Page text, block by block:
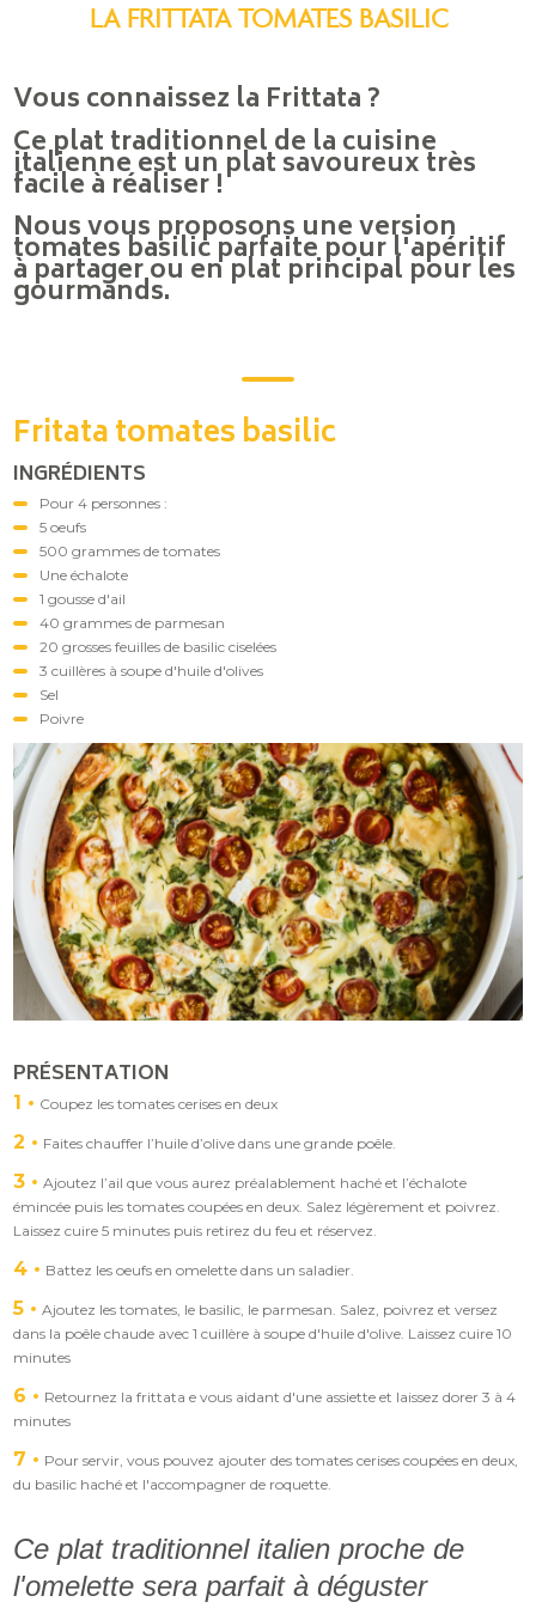
LA FRITTATA TOMATES BASILIC
Vous connaissez la Frittata ?
Ce plat traditionnel de la cuisine
italienne est un plat savoureux très
facile à réaliser !
Nous vous proposons une version
tomates basilic parfaite pour l'apéritif
à partager ou en plat principal pour les
gourmands.
Fritata tomates basilic
INGRÉDIENTS
Pour 4 personnes :
5 oeufs
500 grammes de tomates
Une échalote
1 gousse d'ail
40 grammes de parmesan
20 grosses feuilles de basilic ciselées
3 cuillères à soupe d'huile d'olives
Sel
Poivre
PRÉSENTATION
1 Coupez les tomates cerises en deux
2 Faites chauffer l’huile d’olive dans une grande poêle.
3
Ajoutez l’ail que vous aurez préalablement haché et l’échalote
émincée puis les tomates coupées en deux. Salez légèrement et poivrez.
Laissez cuire 5 minutes puis retirez du feu et réservez.
4 Battez les oeufs en omelette dans un saladier.
5
Ajoutez les tomates, le basilic, le parmesan. Salez, poivrez et versez
dans la poêle chaude avec 1 cuillère à soupe d'huile d'olive. Laissez cuire 10
minutes
6
Retournez la frittata e vous aidant d'une assiette et laissez dorer 3 à 4
minutes
7
Pour servir, vous pouvez ajouter des tomates cerises coupées en deux,
du basilic haché et l'accompagner de roquette.
Ce plat traditionnel italien proche de
l'omelette sera parfait à déguster